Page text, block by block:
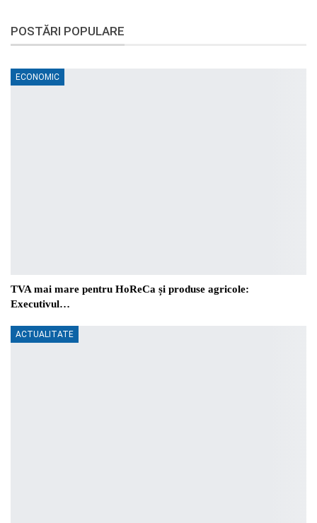
POSTĂRI POPULARE
ECONOMIC
TVA mai mare pentru HoReCa și produse agricole:
Executivul…
ACTUALITATE